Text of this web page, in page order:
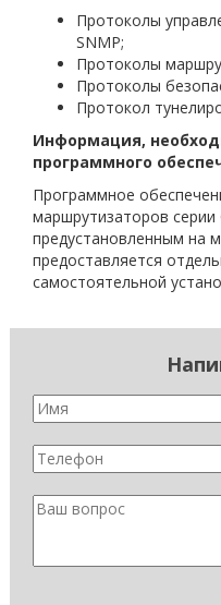
Протоколы
SNMP;
Протоколы
Протоколы
Протокол
Информация,
программного
Программное
маршрутизаторов серии
предустановленным на
предоставляется
самостоятельной